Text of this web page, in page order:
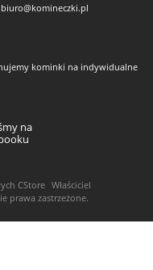
biuro@komineczki.pl
kominki na indywidualne
na
CStore Właściciel
prawa zastrzeżone.